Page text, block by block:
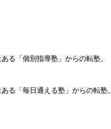
ある「個別指導塾」からの転塾。
ある「毎日通える塾」からの転塾。